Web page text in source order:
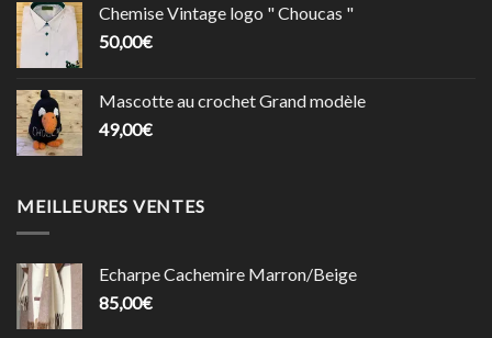
Chemise Vintage logo " Choucas "
50,00€
Mascotte au crochet Grand modèle
49,00€
MEILLEURES VENTES
Echarpe Cachemire Marron/Beige
85,00€